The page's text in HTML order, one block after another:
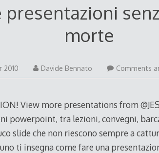
presentazioni
morte
2010
October
Davide Bennato Comments
View more presentations from
powerpoint, tra lezioni, convegni,
slide che non riescono sempre a
ti insegna come fare una